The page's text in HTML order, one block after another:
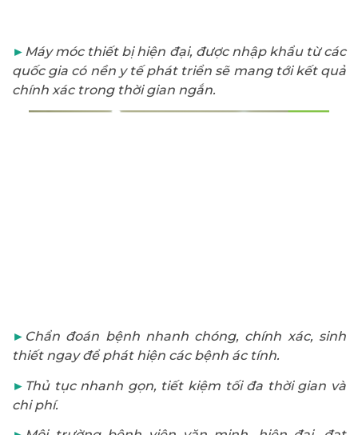
► Máy móc thiết bị hiện đại, được nhập khẩu từ các
quốc gia có nền y tế phát triển sẽ mang tới kết quả
chính xác trong thời gian ngắn.
► Chẩn đoán bệnh nhanh chóng, chính xác, sinh
thiết ngay để phát hiện các bệnh ác tính.
► Thủ tục nhanh gọn, tiết kiệm tối đa thời gian và
chi phí.